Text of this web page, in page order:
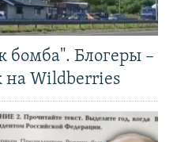
бомба". Блогеры –
на Wildberries